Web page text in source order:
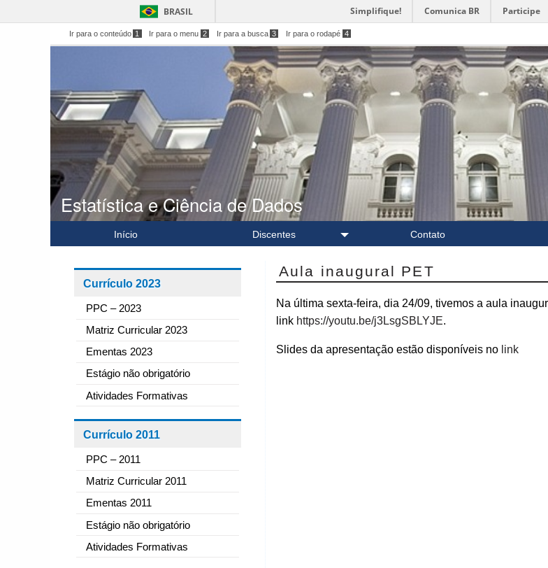
BRASIL Simplifique! Comunica BR Participe
Ir para o conteúdo 1 Ir para o menu 2 Ir para a busca 3 Ir para o rodapé 4
Estatística e Ciência de Dados
Início Discentes Contato
Currículo 2023
PPC – 2023
Matriz Curricular 2023
Ementas 2023
Estágio não obrigatório
Atividades Formativas
Currículo 2011
PPC – 2011
Matriz Curricular 2011
Ementas 2011
Estágio não obrigatório
Atividades Formativas
Aula inaugural PET
Na última sexta-feira, dia 24/09, tivemos a aula
link https://youtu.be/j3LsgSBLYJE.
Slides da apresentação estão disponíveis no link